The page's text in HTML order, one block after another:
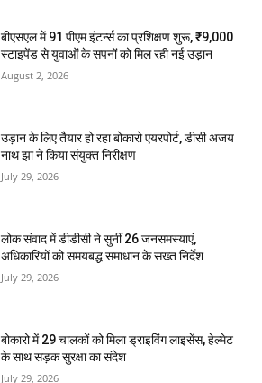
बीएसएल में 91 पीएम इंटर्न्स का प्रशिक्षण शुरू, ₹9,000
स्टाइपेंड से युवाओं के सपनों को मिल रही नई उड़ान
August 2, 2026
उड़ान के लिए तैयार हो रहा बोकारो एयरपोर्ट, डीसी अजय
नाथ झा ने किया संयुक्त निरीक्षण
July 29, 2026
लोक संवाद में डीडीसी ने सुनीं 26 जनसमस्याएं,
अधिकारियों को समयबद्ध समाधान के सख्त निर्देश
July 29, 2026
बोकारो में 29 चालकों को मिला ड्राइविंग लाइसेंस, हेल्मेट
के साथ सड़क सुरक्षा का संदेश
July 29, 2026